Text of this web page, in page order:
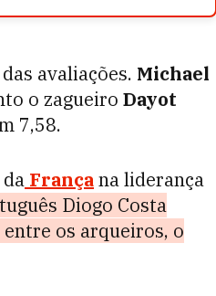
avaliações. Michael
o zagueiro Dayot
7,58.
Françana liderança
Diogo Costa
os arqueiros, o